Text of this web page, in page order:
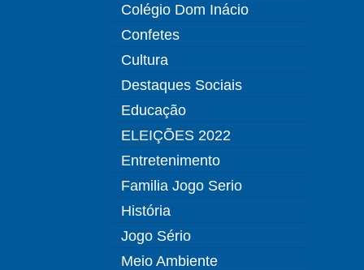
Colégio Dom Inácio
Confetes
Cultura
Destaques Sociais
Educação
ELEIÇÕES 2022
Entretenimento
Familia Jogo Serio
História
Jogo Sério
Meio Ambiente